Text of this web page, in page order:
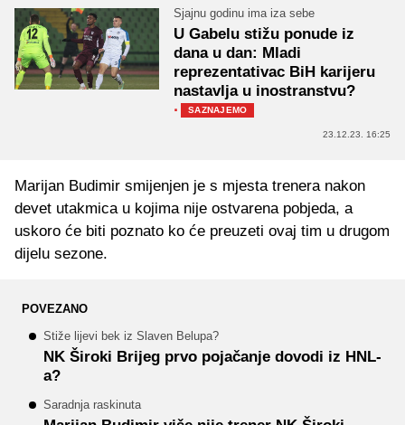
Sjajnu godinu ima iza sebe
U Gabelu stižu ponude iz
dana u dan: Mladi
reprezentativac BiH karijeru
nastavlja u inostranstvu?
· SAZNAJEMO
23.12.23. 16:25
Marijan Budimir smijenjen je s mjesta trenera nakon
devet utakmica u kojima nije ostvarena pobjeda, a
uskoro će biti poznato ko će preuzeti ovaj tim u drugom
dijelu sezone.
POVEZANO
Stiže lijevi bek iz Slaven Belupa?
NK Široki Brijeg prvo pojačanje dovodi iz HNL-
a?
Saradnja raskinuta